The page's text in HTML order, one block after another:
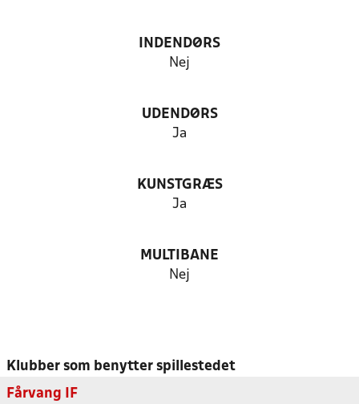
INDENDØRS
Nej
UDENDØRS
Ja
KUNSTGRÆS
Ja
MULTIBANE
Nej
Klubber som benytter spillestedet
Fårvang IF